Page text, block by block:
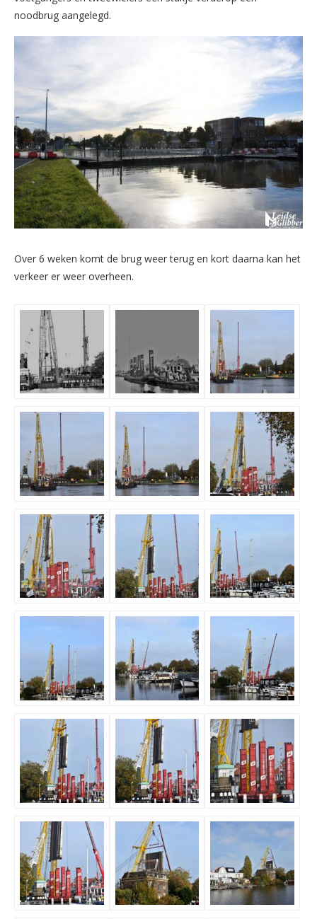
noodbrug aangelegd.
Over 6 weken komt de brug weer terug en kort daarna kan het
verkeer er weer overheen.